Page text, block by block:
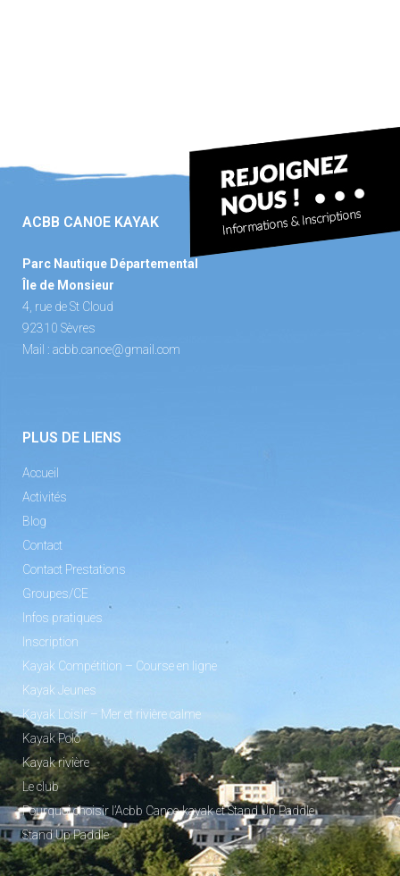
ACBB CANOE KAYAK
Parc Nautique Départemental
Île de Monsieur
4, rue de St Cloud
92310 Sèvres
Mail : acbb.canoe@gmail.com
PLUS DE LIENS
Accueil
Activités
Blog
Contact
Contact Prestations
Groupes/CE
Infos pratiques
Inscription
Kayak Compétition – Course en ligne
Kayak Jeunes
Kayak Loisir – Mer et rivière calme
Kayak Polo
Kayak rivière
Le club
Pourquoi choisir l’Acbb Canoe-kayak et Stand Up Paddle
Stand Up Paddle